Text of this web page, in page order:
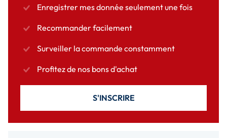
Enregistrer mes donnée seulement une fois
Recommander facilement
Surveiller la commande constamment
Profitez de nos bons d'achat
S'INSCRIRE